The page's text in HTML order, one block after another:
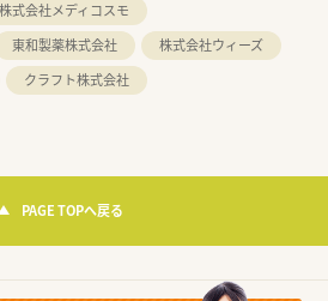
株式会社メディコスモ
東和製薬株式会社
株式会社ウィーズ
クラフト株式会社
PAGE TOPへ戻る